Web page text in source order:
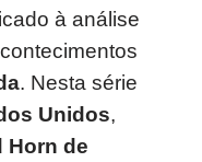
à análise
. Nesta série
Unidos,
Horn de